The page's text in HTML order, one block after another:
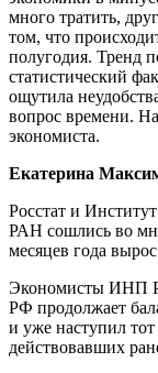
много тратить,
том, что
полугодия. Тренд
статистический
ощутила
вопрос времени.
экономиста.
Екатерина
Росстат и
РАН сошлись во
месяцев года
Экономисты ИНП
РФ продолжает
и уже наступил
действовавших